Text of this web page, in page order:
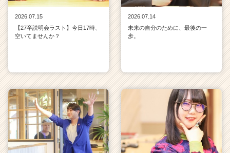
2026.07.15
【27卒説明会ラスト】今日17時、
空いてませんか？
2026.07.14
未来の自分のために、最後の一
歩。